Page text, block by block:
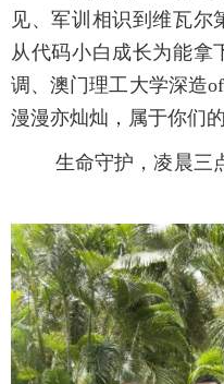
见、军训相识到维瓦尔
从代码小白成长为能拿
调、澳门理工大学深造
漫漫亦灿灿，属于你们
生命守护，凌晨